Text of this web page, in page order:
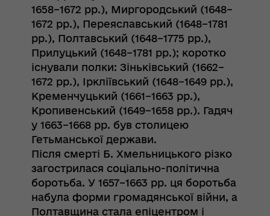
1658–1672 рр.), Миргородський (1648–
1672 рр.), Переяславський (1648–1781
рр.), Полтавський (1648–1775 рр.),
Прилуцький (1648–1781 рр.); коротко
існували полки: Зіньківський (1662–
1672 рр.), Іркліївський (1648–1649 рр.),
Кременчуцький (1661–1663 рр.),
Кропивенський (1649–1658 рр.). Гадяч
у 1663–1668 рр. був столицею
Гетьманської держави.
Після смерті Б. Хмельницького різко
загострилася соціально-політична
боротьба. У 1657–1663 рр. ця боротьба
набула форми громадянської війни, а
Полтавщина стала епіцентром і